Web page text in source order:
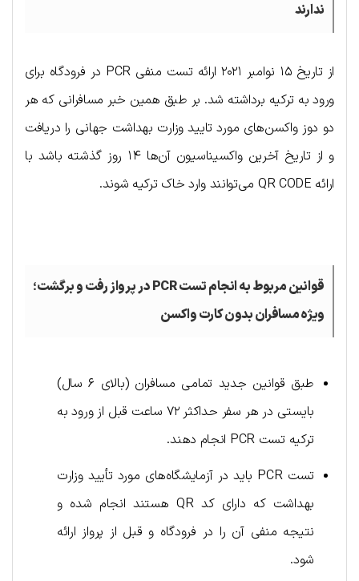
ندارند
از تاریخ ۱۵ نوامبر ۲۰۲۱ ارائه تست منفی PCR در فرودگاه برای
ورود به ترکیه برداشته شد. بر طبق همین خبر مسافرانی که هر
دو دوز واکسن‌های مورد تایید وزارت بهداشت جهانی را دریافت
و از تاریخ آخرین واکسیناسیون آن‌ها ۱۴ روز گذشته باشد با
ارائه QR CODE می‌توانند وارد خاک ترکیه شوند.
قوانین مربوط به انجام تست PCR در پرواز رفت و برگشت
؛
ویژه مسافران بدون کارت واکسن
طبق قوانین جدید تمامی مسافران (بالای ۶ سال)
بایستی در هر سفر حداکثر ۷۲ ساعت قبل از ورود به
ترکیه تست PCR انجام دهند.
تست PCR باید در آزمایشگاه‌های مورد تأیید وزارت
بهداشت که دارای کد QR هستند انجام شده و
نتیجه منفی آن را در فرودگاه و قبل از پرواز ارائه
شود.